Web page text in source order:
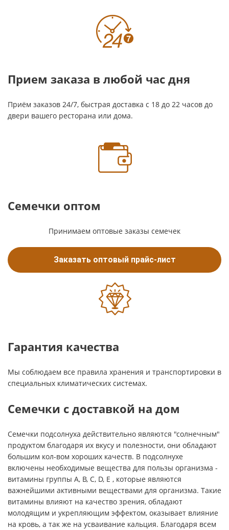
Прием заказа в любой час дня
Приём заказов 24/7, быстрая доставка с 18 до 22 часов до
двери вашего ресторана или дома.
Семечки оптом
Принимаем оптовые заказы семечек
Заказать оптовый прайс-лист
Гарантия качества
Мы соблюдаем все правила хранения и транспортировки в
специальных климатических системах.
Семечки с доставкой на дом
Семечки подсолнуха действительно являются "солнечным"
продуктом благодаря их вкусу и полезности, они обладают
большим кол-вом хороших качеств. В подсолнухе
включены необходимые вещества для пользы организма -
витамины группы A, B, C, D, E , которые являются
важнейшими активными веществами для организма. Такие
витамины влияют на качество зрения, обладают
молодящим и укрепляющим эффектом, оказывает влияние
на кровь, а так же на усваивание кальция. Благодаря всем